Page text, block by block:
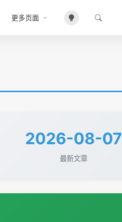
更多页面
2026-08-07
最新文章